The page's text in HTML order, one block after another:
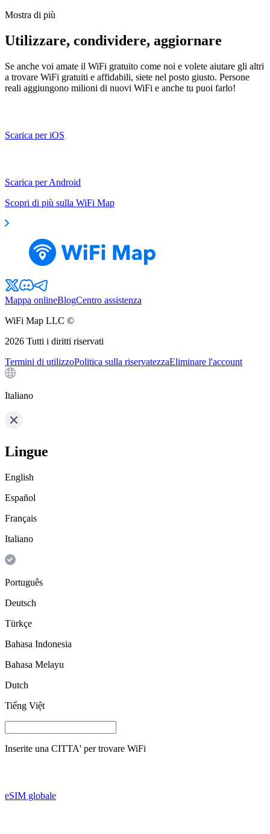
Mostra di più
Utilizzare, condividere, aggiornare
Se anche voi amate il WiFi gratuito come noi e volete aiutare gli altri
a trovare WiFi gratuiti e affidabili, siete nel posto giusto. Persone
reali aggiungono milioni di nuovi WiFi e anche tu puoi farlo!
Scarica per iOS
Scarica per Android
Scopri di più sulla WiFi Map
Mappa onlineBlogCentro assistenza
WiFi Map LLC ©
2026 Tutti i diritti riservati
Termini di utilizzoPolitica sulla riservatezzaEliminare l'account
Italiano
Lingue
English
Español
Français
Italiano
Português
Deutsch
Türkçe
Bahasa Indonesia
Bahasa Melayu
Dutch
Tiếng Việt
Inserite una CITTA' per trovare WiFi
eSIM globale